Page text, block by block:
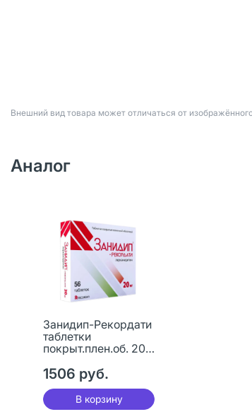
Bнешний вид товара может отличаться от
Аналог
Занидип-Рекордати
таблетки
покрыт.плен.об. 20
1506 руб.
В корзину